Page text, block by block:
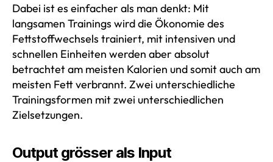
Dabei ist es einfacher als man denkt: Mit
langsamen Trainings wird die Ökonomie des
Fettstoffwechsels trainiert, mit intensiven und
schnellen Einheiten werden aber absolut
betrachtet am meisten Kalorien und somit auch am
meisten Fett verbrannt. Zwei unterschiedliche
Trainingsformen mit zwei unterschiedlichen
Zielsetzungen.
Output grösser als Input